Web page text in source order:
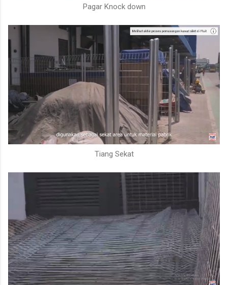
Pagar Knock down
Tiang Sekat